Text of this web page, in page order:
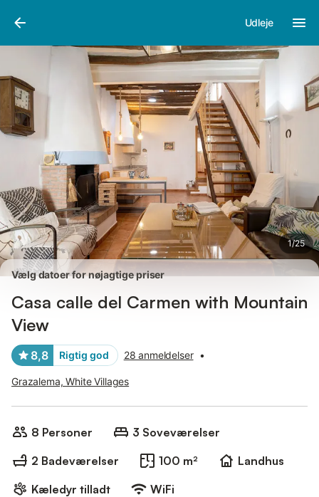
Udleje
1/25
Billeder
Vælg datoer for nøjagtige priser
Casa calle del Carmen with Mountain
View
8,8 Rigtig god 28 anmeldelser •
Grazalema, White Villages
8 Personer
3 Soveværelser
2 Badeværelser
100 m²
Landhus
Kæledyr tilladt
WiFi